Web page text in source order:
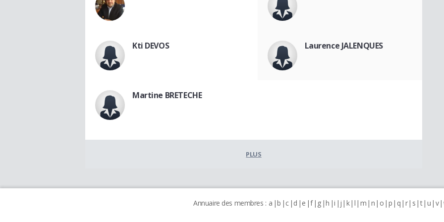
Kti DEVOS Laurence JALENQUES
Martine BRETECHE
PLUS
Annuaire des membres : a b c d e f g h i j k l m n o p q r s t u v